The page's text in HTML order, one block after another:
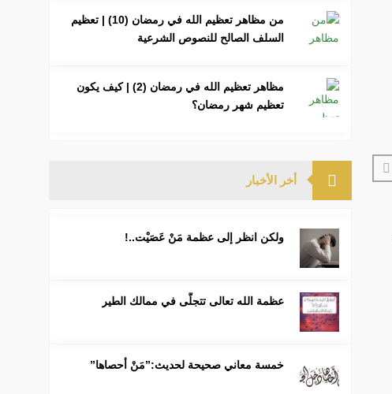
من مظاهر تعظيم الله في رمضان (10) | تعظيم
السلف الصالح للنصوص الشرعية
مظاهر تعظيم الله في رمضان (2) | كيف يكون
تعظيم شهر رمضان؟
أخر الأخبار
ولكن انظر إلى عظمة مَنْ عَصَيْت..!
عظمة الله تعالى تتجلَّى في ممالك الطير
خمسة معاني صحيحة لحديث:”مَنْ أحصاها”